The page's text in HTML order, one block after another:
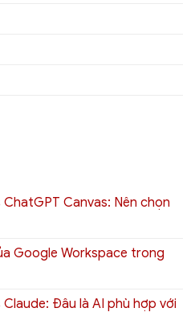
Canvas: Nên chọn
Google Workspace trong
Claude: Đâu là AI phù hợp với